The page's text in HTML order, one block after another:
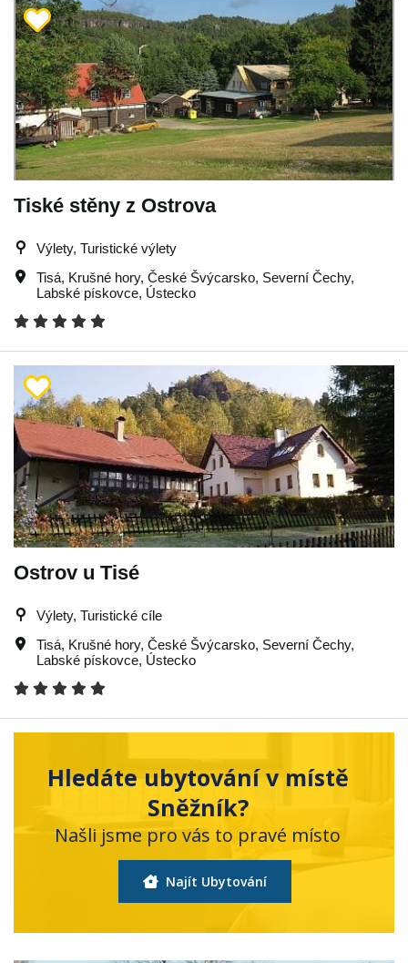
Tiské stěny z Ostrova
Výlety, Turistické výlety
Tisá, Krušné hory, České Švýcarsko, Severní Čechy,
Labské pískovce, Ústecko
Ostrov u Tisé
Výlety, Turistické cíle
Tisá, Krušné hory, České Švýcarsko, Severní Čechy,
Labské pískovce, Ústecko
Hledáte ubytování v místě
Sněžník?
Našli jsme pro vás to pravé místo
Najít Ubytování